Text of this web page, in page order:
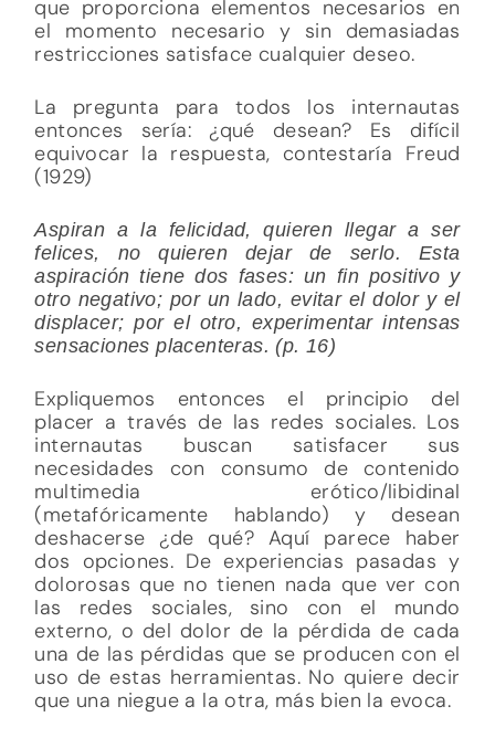
que proporciona elementos necesarios en
el momento necesario y sin demasiadas
restricciones satisface cualquier deseo.
La pregunta para todos los internautas
entonces sería: ¿qué desean? Es difícil
equivocar la respuesta, contestaría Freud
(1929)
Aspiran a la felicidad, quieren llegar a ser
felices, no quieren dejar de serlo. Esta
aspiración tiene dos fases: un fin positivo y
otro negativo; por un lado, evitar el dolor y el
displacer; por el otro, experimentar intensas
sensaciones placenteras. (p. 16)
Expliquemos entonces el principio del
placer a través de las redes sociales. Los
internautas buscan satisfacer sus
necesidades con consumo de contenido
multimedia erótico/libidinal
(metafóricamente hablando) y desean
deshacerse ¿de qué? Aquí parece haber
dos opciones. De experiencias pasadas y
dolorosas que no tienen nada que ver con
las redes sociales, sino con el mundo
externo, o del dolor de la pérdida de cada
una de las pérdidas que se producen con el
uso de estas herramientas. No quiere decir
que una niegue a la otra, más bien la evoca.